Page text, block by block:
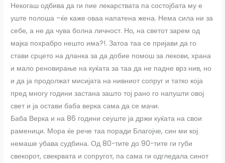
Некогаш одбива да ги пие лекарствата па состојбата му е
уште полоша –ќе каже оваа напатена жена. Нема сила ни за
себе, а не да чува болна личност. Но, на светот зарем од
мајка похрабро нешто има?!. Затоа таа се пријави да го
стави срцето на дланка за да добие помош за лекови, храна
и мало реновирање на куќата за таа да не падне врз нив, но
и да ја продолжат мисијата на нивниот сопруг и татко која
пред многу години застана зашто тој рано го напушти овој
свет и ја остави баба верка сама да се мачи.
Баба Верка и на 86 години сеуште ја држи куќата на свои
раменици. Мора ќе рече таа поради Благојче, син ми кој
немаше убава судбина. Од 80-тите до 90-тите ги губи
свекорот, свекрвата и сопругот, па сама ги одгледала синот